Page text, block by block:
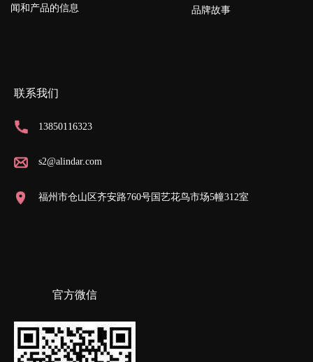
闻和产品的信息
品牌故事
联系我们
13850116323
s2@alindar.com
福州市仓山区齐安路760号国艺花鸟市场5幢312室
官方微信